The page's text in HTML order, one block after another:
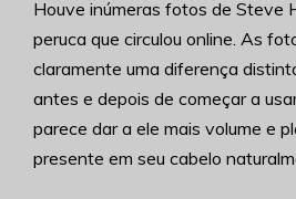
Houve inúmeras fotos de Steve
peruca que circulou online. As
claramente uma diferença
antes e depois de começar a
parece dar a ele mais volume e
presente em seu cabelo